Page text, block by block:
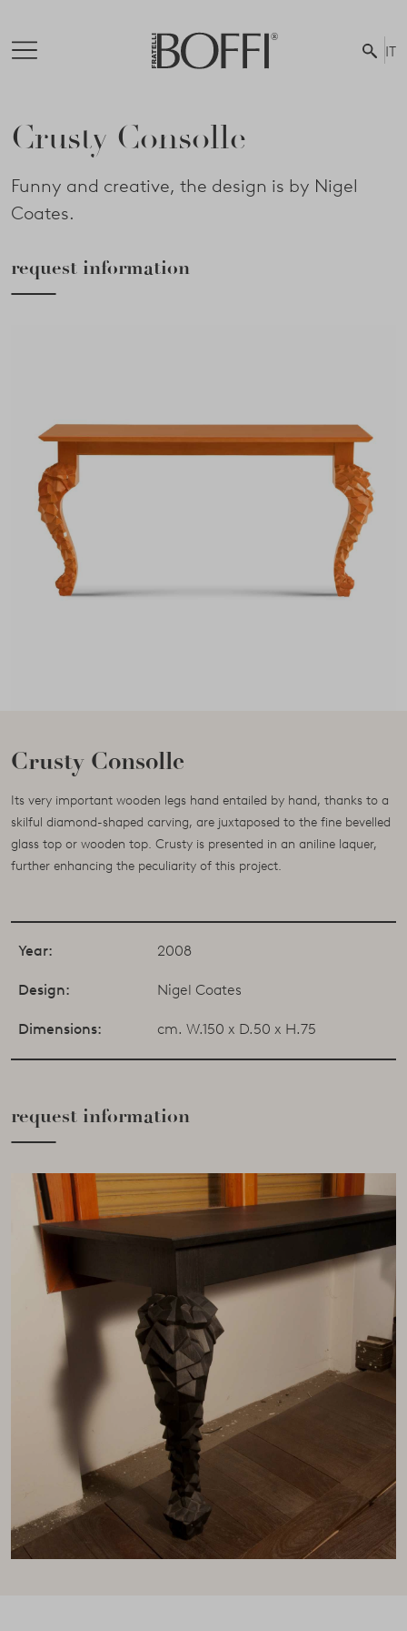
IT
Crusty Consolle
Funny and creative, the design is by Nigel
Coates.
request information
Crusty Consolle
Its very important wooden legs hand entailed by hand, thanks to a
skilful diamond-shaped carving, are juxtaposed to the fine bevelled
glass top or wooden top. Crusty is presented in an aniline laquer,
further enhancing the peculiarity of this project.
Year: 2008
Design: Nigel Coates
Dimensions: cm. W.150 x D.50 x H.75
request information